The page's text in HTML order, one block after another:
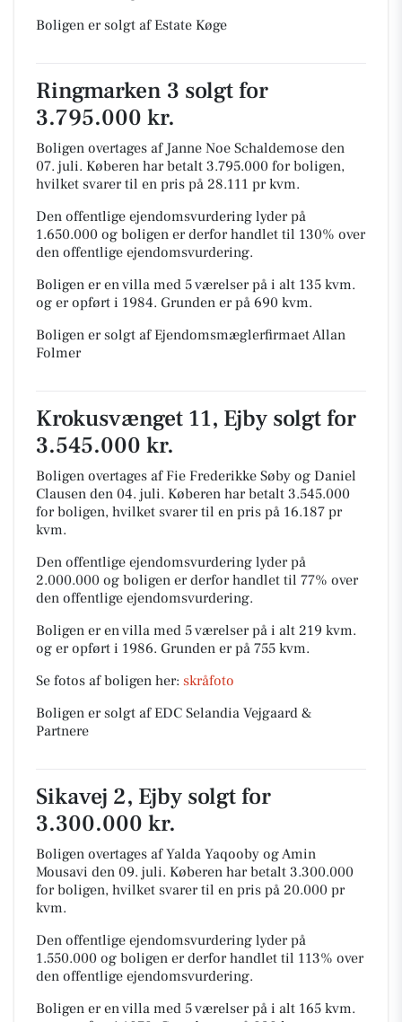
Boligen er solgt af Estate Køge
Ringmarken 3 solgt for
3.795.000 kr.
Boligen overtages af Janne Noe Schaldemose den
07. juli. Køberen har betalt 3.795.000 for boligen,
hvilket svarer til en pris på 28.111 pr kvm.
Den offentlige ejendomsvurdering lyder på
1.650.000 og boligen er derfor handlet til 130% over
den offentlige ejendomsvurdering.
Boligen er en villa med 5 værelser på i alt 135 kvm.
og er opført i 1984. Grunden er på 690 kvm.
Boligen er solgt af Ejendomsmæglerfirmaet Allan
Folmer
Krokusvænget 11, Ejby solgt for
3.545.000 kr.
Boligen overtages af Fie Frederikke Søby og Daniel
Clausen den 04. juli. Køberen har betalt 3.545.000
for boligen, hvilket svarer til en pris på 16.187 pr
kvm.
Den offentlige ejendomsvurdering lyder på
2.000.000 og boligen er derfor handlet til 77% over
den offentlige ejendomsvurdering.
Boligen er en villa med 5 værelser på i alt 219 kvm.
og er opført i 1986. Grunden er på 755 kvm.
Se fotos af boligen her: skråfoto
Boligen er solgt af EDC Selandia Vejgaard &
Partnere
Sikavej 2, Ejby solgt for
3.300.000 kr.
Boligen overtages af Yalda Yaqooby og Amin
Mousavi den 09. juli. Køberen har betalt 3.300.000
for boligen, hvilket svarer til en pris på 20.000 pr
kvm.
Den offentlige ejendomsvurdering lyder på
1.550.000 og boligen er derfor handlet til 113% over
den offentlige ejendomsvurdering.
Boligen er en villa med 5 værelser på i alt 165 kvm.